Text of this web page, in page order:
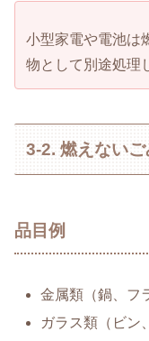
小型家電や電池は
物として別途処理
3-2. 燃えないご
品目例
金属類（鍋、フ
ガラス類（ビン